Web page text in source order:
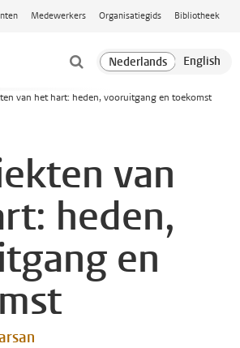
Medewerkers Organisatiegids Bibliotheek
van het hart: heden, vooruitgang en toekomst
van
heden,
en